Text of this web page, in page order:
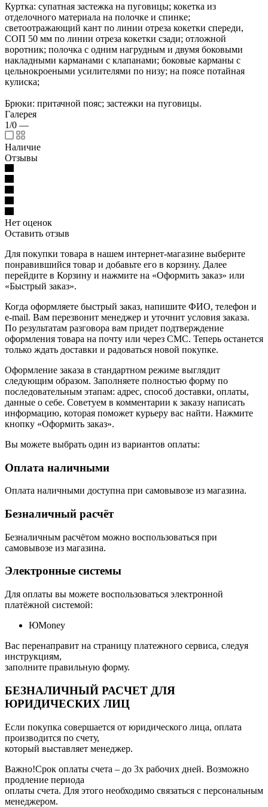
Куртка: супатная застежка на пуговицы; кокетка из
отделочного материала на полочке и спинке;
светоотражающий кант по линии отреза кокетки спереди,
СОП 50 мм по линии отреза кокетки сзади; отложной
воротник; полочка с одним нагрудным и двумя боковыми
накладными карманами с клапанами; боковые карманы с
цельнокроеными усилителями по низу; на поясе потайная
кулиска;
Брюки: притачной пояс; застежки на пуговицы.
Галерея
1/0 —
Наличие
Отзывы
Нет оценок
Оставить отзыв
Для покупки товара в нашем интернет-магазине выберите
понравившийся товар и добавьте его в корзину. Далее
перейдите в Корзину и нажмите на «Оформить заказ» или
«Быстрый заказ».
Когда оформляете быстрый заказ, напишите ФИО, телефон и
e-mail. Вам перезвонит менеджер и уточнит условия заказа.
По результатам разговора вам придет подтверждение
оформления товара на почту или через СМС. Теперь останется
только ждать доставки и радоваться новой покупке.
Оформление заказа в стандартном режиме выглядит
следующим образом. Заполняете полностью форму по
последовательным этапам: адрес, способ доставки, оплаты,
данные о себе. Советуем в комментарии к заказу написать
информацию, которая поможет курьеру вас найти. Нажмите
кнопку «Оформить заказ».
Вы можете выбрать один из вариантов оплаты:
Оплата наличными
Оплата наличными доступна при самовывозе из магазина.
Безналичный расчёт
Безналичным расчётом можно воспользоваться при
самовывозе из магазина.
Электронные системы
Для оплаты вы можете воспользоваться электронной
платёжной системой:
ЮMoney
Вас перенаправит на страницу платежного сервиса, следуя
инструкциям,
заполните правильную форму.
БЕЗНАЛИЧНЫЙ РАСЧЕТ ДЛЯ
ЮРИДИЧЕСКИХ ЛИЦ
Если покупка совершается от юридического лица, оплата
производится по счету,
который выставляет менеджер.
Важно!Срок оплаты счета – до 3х рабочих дней. Возможно
продление периода
оплаты счета. Для этого необходимо связаться с персональным
менеджером.